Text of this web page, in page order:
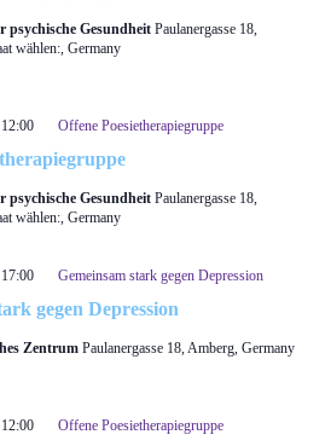
psychische Gesundheit Paulanergasse 18,
wählen:, Germany
12:00 Offene Poesietherapiegruppe
psychische Gesundheit Paulanergasse 18,
wählen:, Germany
gegen Depression
17:00 Gemeinsam stark gegen Depression
Zentrum Paulanergasse 18, Amberg, Germany
12:00 Offene Poesietherapiegruppe